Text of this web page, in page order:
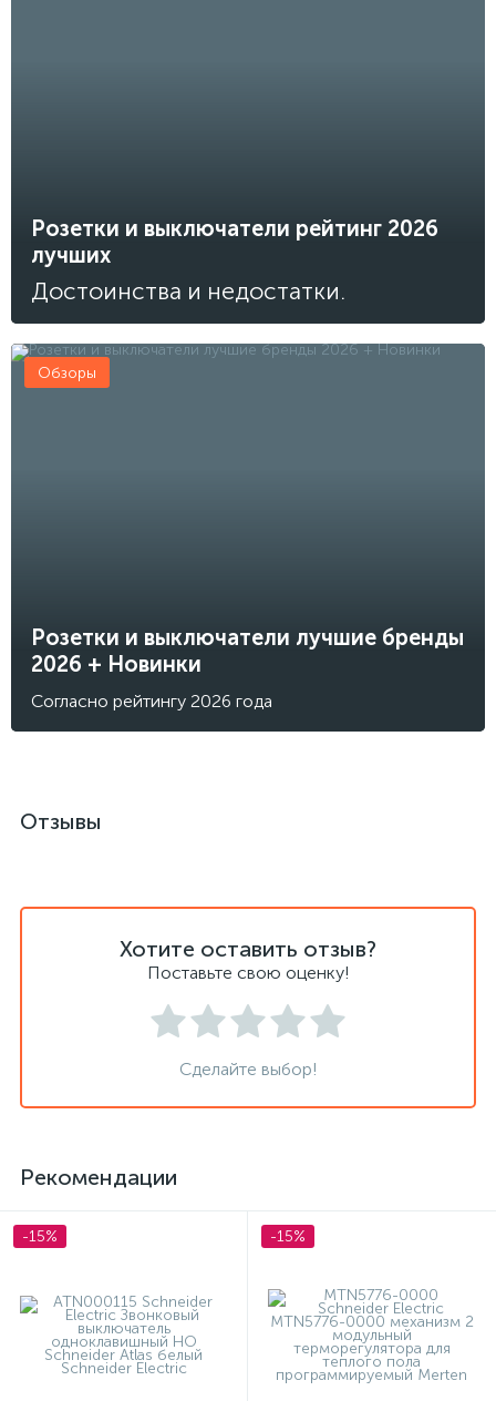
Розетки и выключатели рейтинг 2026
лучших
Достоинства и недостатки.
Розетки и выключатели лучшие бренды
2026 + Новинки
Согласно рейтингу 2026 года
Обзоры
Отзывы
Хотите оставить отзыв?
Поставьте свою оценку!
Сделайте выбор!
Рекомендации
-15% -15%